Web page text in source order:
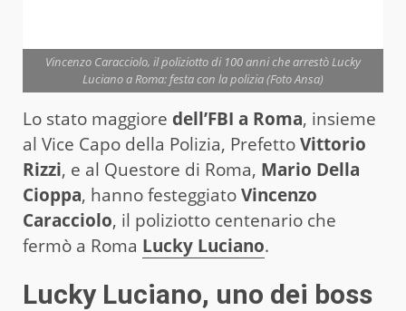
Vincenzo Caracciolo, il poliziotto di 100 anni che arrestò Lucky
Luciano a Roma: festa con la polizia (Foto Ansa)
Lo stato maggiore dell’FBI a Roma, insieme
al Vice Capo della Polizia, PrefettoVittorio
Rizzi, e al Questore di Roma, Mario Della
Cioppa, hanno festeggiatoVincenzo
Caracciolo, il poliziotto centenario che
fermò a Roma Lucky Luciano.
Lucky Luciano, uno dei boss